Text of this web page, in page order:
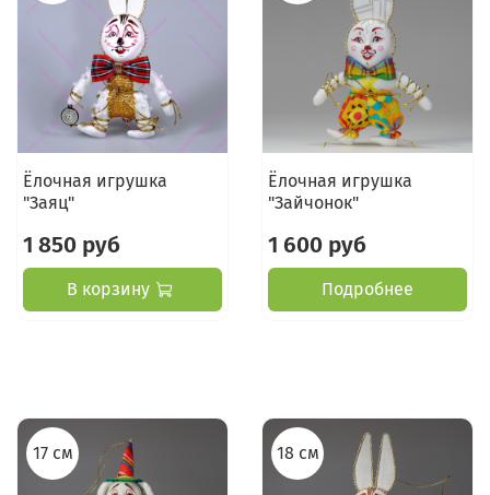
Ёлочная игрушка
"Заяц"
1 850 руб
В корзину
Ёлочная игрушка
"Зайчонок"
1 600 руб
Подробнее
17 см 18 см